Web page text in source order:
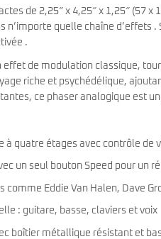
de 2,25″ x 4,25″ x 1,25″ (57
n’importe quelle chaîne
.
effet de modulation classique,
riche et psychédélique,
ce phaser analogique est
à quatre étages avec contrôle de
un seul bouton Speed pour un
comme Eddie Van Halen, Dave
: guitare, basse, claviers et voix
boîtier métallique résistant et